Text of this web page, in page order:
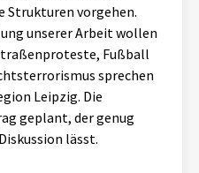
Strukturen vorgehen.
unserer Arbeit wollen
Fußball
sprechen
Leipzig. Die
geplant, der genug
lässt.